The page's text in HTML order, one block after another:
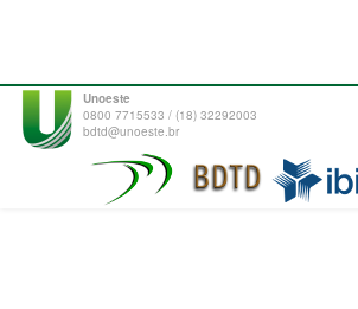
Unoeste
0800 7715533 / (18) 32292003
bdtd@unoeste.br